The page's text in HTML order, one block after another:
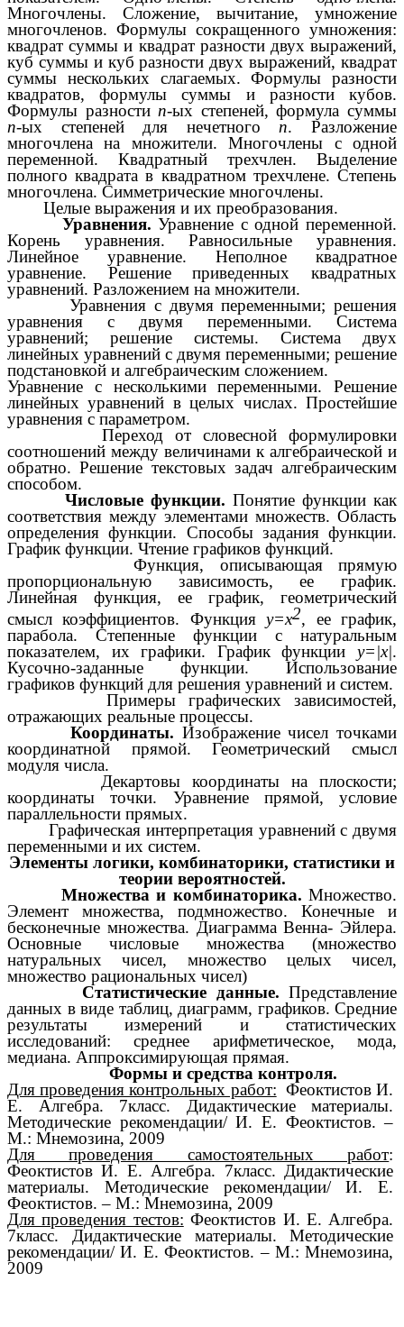
Многочлены. Сложение, вычитание, умножение
многочленов. Формулы сокращенного умножения:
квадрат суммы и квадрат разности двух выражений,
куб суммы и куб разности двух выражений, квадрат
суммы нескольких слагаемых. Формулы разности
квадратов, формулы суммы и разности кубов.
Формулы разности n-ых степеней, формула суммы
n-ых степеней для нечетного n. Разложение
многочлена на множители. Многочлены с одной
переменной. Квадратный трехчлен. Выделение
полного квадрата в квадратном трехчлене. Степень
многочлена. Симметрические многочлены.
Целые выражения и их преобразования.
Уравнения. Уравнение с одной переменной.
Корень уравнения. Равносильные уравнения.
Линейное уравнение. Неполное квадратное
уравнение. Решение приведенных квадратных
уравнений. Разложением на множители.
Уравнения с двумя переменными; решения
уравнения с двумя переменными. Система
уравнений; решение системы. Система двух
линейных уравнений с двумя переменными; решение
подстановкой и алгебраическим сложением.
Уравнение с несколькими переменными. Решение
линейных уравнений в целых числах. Простейшие
уравнения с параметром.
Переход от словесной формулировки
соотношений между величинами к алгебраической и
обратно. Решение текстовых задач алгебраическим
способом.
Числовые функции. Понятие функции как
соответствия между элементами множеств. Область
определения функции. Способы задания функции.
График функции. Чтение графиков функций.
Функция, описывающая прямую
пропорциональную зависимость, ее график.
Линейная функция, ее график, геометрический
смысл коэффициентов. Функцияy=x2, ее график,
парабола. Степенные функции с натуральным
показателем, их графики. График функции y=|x|.
Кусочно-заданные функции. Использование
графиков функций для решения уравнений и систем.
Примеры графических зависимостей,
отражающих реальные процессы.
Координаты. Изображение чисел точками
координатной прямой. Геометрический смысл
модуля числа.
Декартовы координаты на плоскости;
координаты точки. Уравнение прямой, условие
параллельности прямых.
Графическая интерпретация уравнений с двумя
переменными и их систем.
Элементы логики, комбинаторики, статистики и
теории вероятностей.
Множества и комбинаторика. Множество.
Элемент множества, подмножество. Конечные и
бесконечные множества. Диаграмма Венна- Эйлера.
Основные числовые множества (множество
натуральных чисел, множество целых чисел,
множество рациональных чисел)
Статистические данные. Представление
данных в виде таблиц, диаграмм, графиков. Средние
результаты измерений и статистических
исследований: среднее арифметическое, мода,
медиана. Аппроксимирующая прямая.
Формы и средства контроля.
Для проведения контрольных работ: Феоктистов И.
Е. Алгебра. 7класс. Дидактические материалы.
Методические рекомендации/ И. Е. Феоктистов. –
М.: Мнемозина, 2009
Для проведения самостоятельных работ:
Феоктистов И. Е. Алгебра. 7класс. Дидактические
материалы. Методические рекомендации/ И. Е.
Феоктистов. – М.: Мнемозина, 2009
Для проведения тестов: Феоктистов И. Е. Алгебра.
7класс. Дидактические материалы. Методические
рекомендации/ И. Е. Феоктистов. – М.: Мнемозина,
2009